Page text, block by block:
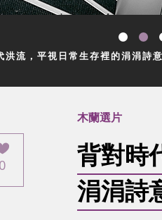
洪流，平視日常生存裡的涓涓詩
0
木蘭選片
背對時
涓涓詩